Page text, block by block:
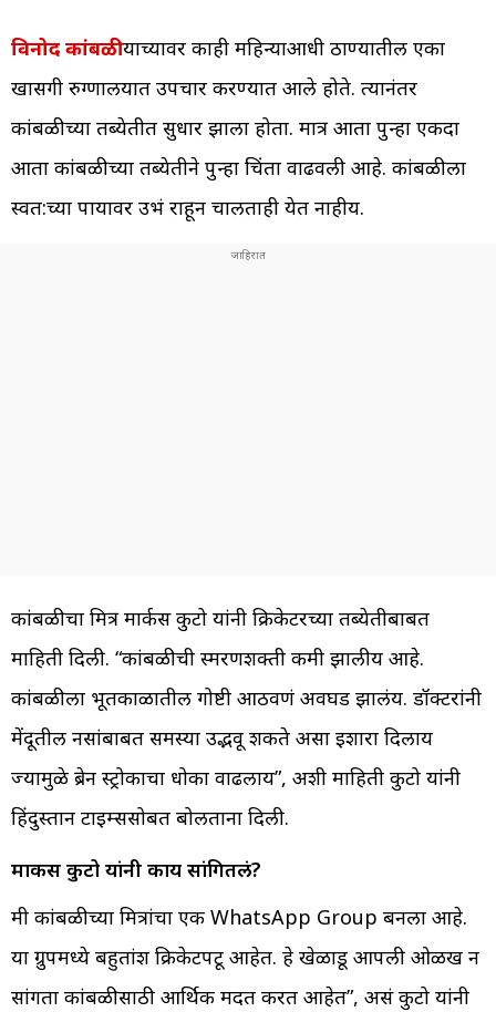
विनोद कांबळीयाच्यावर काही महिन्याआधी ठाण्यातील एका
खासगी रुग्णालयात उपचार करण्यात आले होते. त्यानंतर
कांबळीच्या तब्येतीत सुधार झाला होता. मात्र आता पुन्हा एकदा
आता कांबळीच्या तब्येतीने पुन्हा चिंता वाढवली आहे. कांबळीला
स्वत:च्या पायावर उभं राहून चालताही येत नाहीय.
कांबळीचा मित्र मार्कस कुटो यांनी क्रिकेटरच्या तब्येतीबाबत
माहिती दिली. “कांबळीची स्मरणशक्ती कमी झालीय आहे.
कांबळीला भूतकाळातील गोष्टी आठवणं अवघड झालंय. डॉक्टरांनी
मेंदूतील नसांबाबत समस्या उद्भवू शकते असा इशारा दिलाय
ज्यामुळे ब्रेन स्ट्रोकाचा धोका वाढलाय”, अशी माहिती कुटो यांनी
हिंदुस्तान टाइम्ससोबत बोलताना दिली.
मार्कस कुटो यांनी काय सांगितलं?
मी कांबळीच्या मित्रांचा एक WhatsApp Group बनला आहे.
या ग्रुपमध्ये बहुतांश क्रिकेटपटू आहेत. हे खेळाडू आपली ओळख न
सांगता कांबळीसाठी आर्थिक मदत करत आहेत”, असं कुटो यांनी